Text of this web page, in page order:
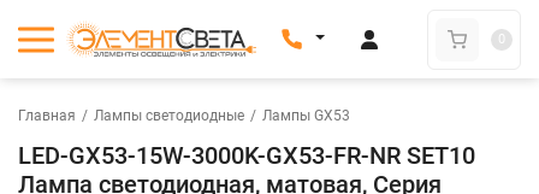
0
Главная / Лампы светодиодные / Лампы GX53
LED-GX53-15W-3000K-GX53-FR-NR SET10
Лампа светодиодная, матовая, Серия